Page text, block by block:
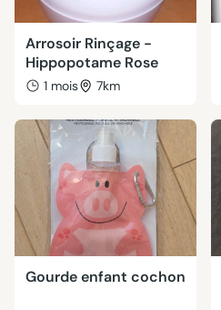
Arrosoir Rinçage -
Hippopotame Rose
1 mois 7km
Gourde enfant cochon